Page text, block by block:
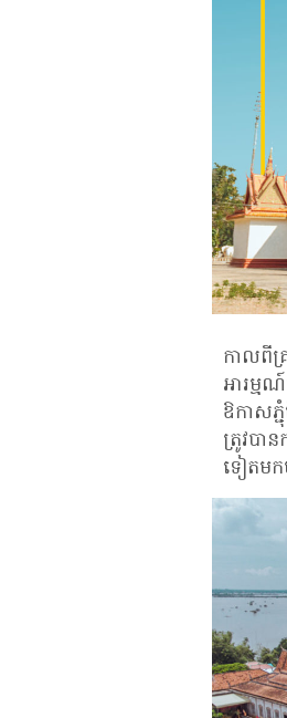
កាលពីគ្
អារម្ម
ឱកាសភ្
ត្រូវបា
ទៀតមក